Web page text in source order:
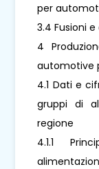
per
3.4 Fusioni
4
automotive
4.1 Dati e
gruppi di
regione
4.1.1